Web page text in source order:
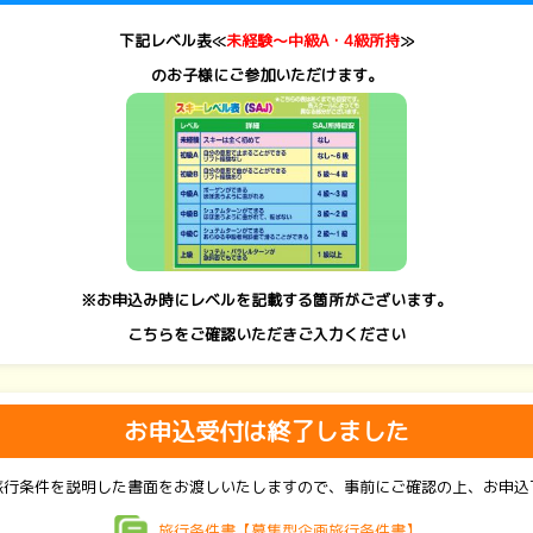
下記レベル表≪未経験～中級A・4級所持≫
のお子様にご参加いただけます。
※お申込み時にレベルを記載する箇所がございます。
こちらをご確認いただきご入力ください
お申込受付は終了しました
条件を説明した書面をお渡しいたしますので、事前にご確認の上、お申